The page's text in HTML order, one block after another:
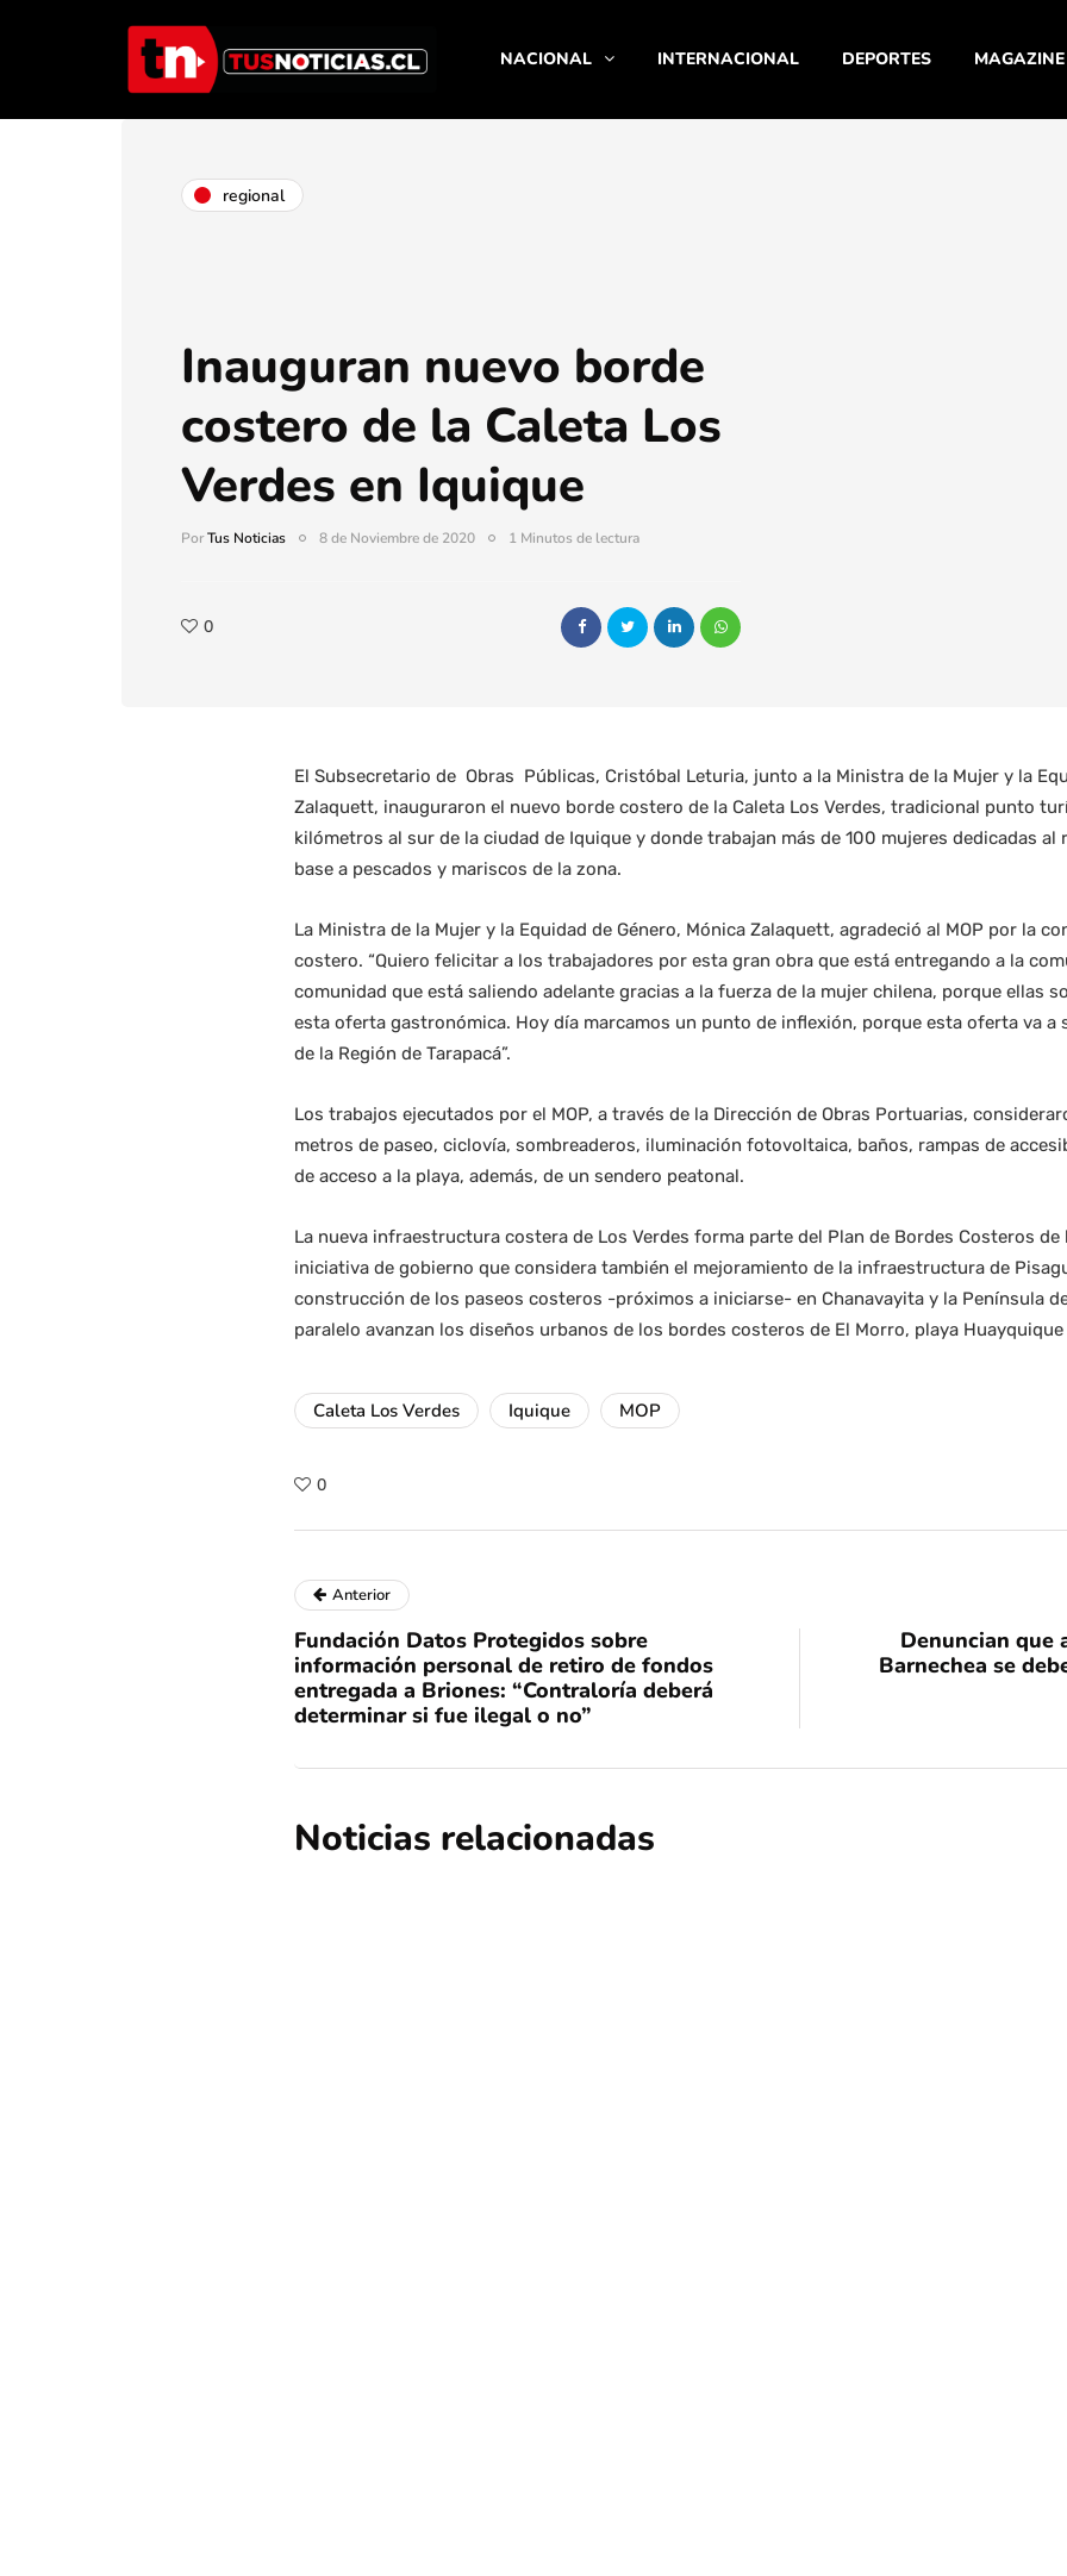
NACIONAL INTERNACIONAL DEPORTES MAGAZINE
regional
Inauguran nuevo borde
costero de la Caleta Los
Verdes en Iquique
PorTus Noticias 8 de Noviembre de 2020 1 Minutos de lectura
0
El Subsecretario de Obras Públicas, Cristóbal Leturia, junto a la Ministra de la Mujer y la
Zalaquett, inauguraron el nuevo borde costero de la Caleta Los Verdes, tradicional punto
kilómetros al sur de la ciudad de Iquique y donde trabajan más de 100 mujeres dedicadas
base a pescados y mariscos de la zona.
La Ministra de la Mujer y la Equidad de Género, Mónica Zalaquett, agradeció al MOP por la
costero. “Quiero felicitar a los trabajadores por esta gran obra que está entregando a la
comunidad que está saliendo adelante gracias a la fuerza de la mujer chilena, porque ellas
esta oferta gastronómica. Hoy día marcamos un punto de inflexión, porque esta oferta va
de la Región de Tarapacá”.
Los trabajos ejecutados por el MOP, a través de la Dirección de Obras Portuarias,
metros de paseo, ciclovía, sombreaderos, iluminación fotovoltaica, baños, rampas de
de acceso a la playa, además, de un sendero peatonal.
La nueva infraestructura costera de Los Verdes forma parte del Plan de Bordes Costeros de
iniciativa de gobierno que considera también el mejoramiento de la infraestructura de
construcción de los paseos costeros -próximos a iniciarse- en Chanavayita y la Península
paralelo avanzan los diseños urbanos de los bordes costeros de El Morro, playa
Caleta Los Verdes Iquique MOP
0
Anterior
Fundación Datos Protegidos sobre
información personal de retiro de fondos
entregada a Briones: “Contraloría deberá
determinar si fue ilegal o no”
Denuncian que
Barnechea se
Noticias relacionadas